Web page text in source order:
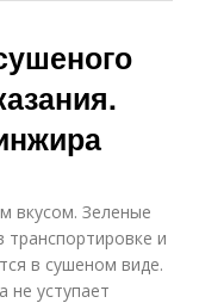
вкусом. Зеленые
и
в сушеном виде.
не уступает